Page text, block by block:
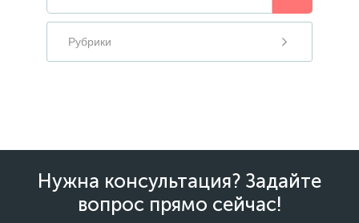
Рубрики
Нужна консультация? Задайте
вопрос прямо сейчас!